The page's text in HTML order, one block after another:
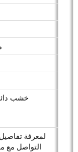
خشب
لمعرفة
التواصل مع